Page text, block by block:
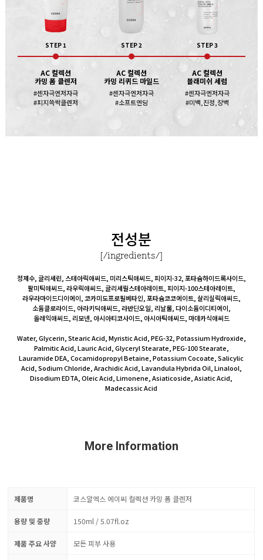
STEP 1
AC 컬렉션
카밍 폼 클렌저
#센자극엔저자극
#피지쓱싹클렌저
STEP 2
AC 컬렉션
카밍 리퀴드 마일드
#센자극엔저자극
#소프트엔딩
STEP 3
AC 컬렉션
블래미쉬 세럼
#센자극엔저자극
#미백,진정,장벽
전성분
[/ingredients/]
정제수, 글리세린, 스테아릭애씨드, 미리스틱애씨드, 피이지-32, 포타슘하이드록사이드,
팔미틱애씨드, 라우릭애씨드, 글리세릴스테아레이트, 피이지-100스테아레이트,
라우라마이드디이에이, 코카미도프로필베타인, 포타슘코코에이트, 살리실릭애씨드,
소듐클로라이드, 아라키딕애씨드, 라반딘오일, 리날룰, 다이소듐이디티에이,
올레익애씨드, 리모넨, 아시아티코사이드, 아시아틱애씨드, 마데카식애씨드
Water, Glycerin, Stearic Acid, Myristic Acid, PEG-32, Potassium Hydroxide,
Palmitic Acid, Lauric Acid, Glyceryl Stearate, PEG-100 Stearate,
Lauramide DEA, Cocamidopropyl Betaine, Potassium Cocoate, Salicylic
Acid, Sodium Chloride, Arachidic Acid, Lavandula Hybrida Oil, Linalool,
Disodium EDTA, Oleic Acid, Limonene, Asiaticoside, Asiatic Acid,
Madecassic Acid
More Information
제품명 코스알엑스 에이씨 컬렉션 카밍 폼 클렌저
용량 및 중량 150ml / 5.07fl.oz
제품 주요 사양 모든 피부 사용